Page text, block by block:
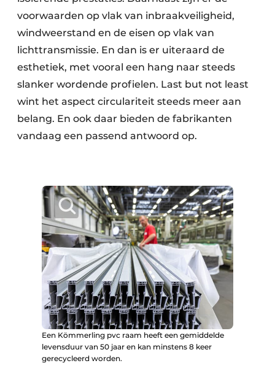
voorwaarden op vlak van inbraakveiligheid,
windweerstand en de eisen op vlak van
lichttransmissie. En dan is er uiteraard de
esthetiek, met vooral een hang naar steeds
slanker wordende profielen. Last but not least
wint het aspect circulariteit steeds meer aan
belang. En ook daar bieden de fabrikanten
vandaag een passend antwoord op.
Een Kömmerling pvc raam heeft een gemiddelde
levensduur van 50 jaar en kan minstens 8 keer
gerecycleerd worden.